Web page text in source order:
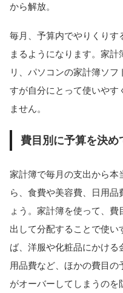
から解放。
毎月、予算内でやりくりす
まるようになります。家
リ、パソコンの家計簿ソ
すが自分にとって使いやす
ません。
費目別に予算を決め
家計簿で毎月の支出から本
ら、食費や美容費、日用
ょう。家計簿を使って、
出して分配することで使い
ば、洋服や化粧品にかける
用品費など、ほかの費目
がオーバーしてしまうのを